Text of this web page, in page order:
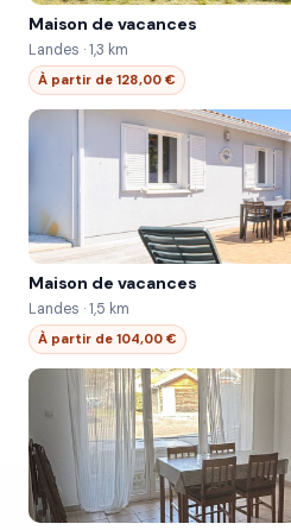
Maison de vacances
Landes · 1,3 km
À partir de 128,00 €
Maison de vacances
Landes · 1,5 km
À partir de 104,00 €